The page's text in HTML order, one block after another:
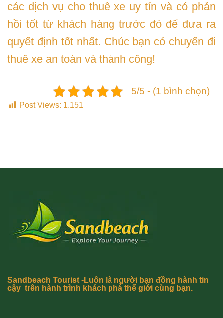
các dịch vụ cho thuê xe uy tín và có phản
hồi tốt từ khách hàng trước đó để đưa ra
quyết định tốt nhất. Chúc bạn có chuyến đi
thuê xe an toàn và thành công!
5/5 - (1 bình chọn)
Post Views: 1.151
Sandbeach Tourist -Luôn là người bạn đồng hành tin
cậy trên hành trình khách phá thế giới cùng bạn.